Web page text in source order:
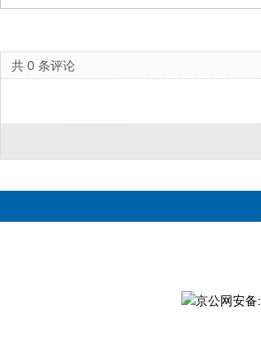
共 0 条评论